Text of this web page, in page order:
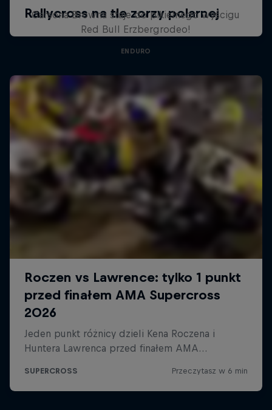
Carsona Browna staje do pikielnego wyścigu
Red Bull Erzbergrodeo!
ENDURO